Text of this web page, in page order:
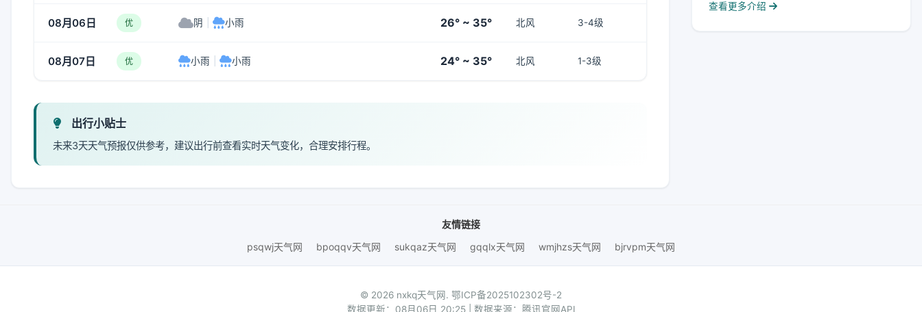
08月06日 优 阴 小雨 26° ~ 35° 北风 3-4级
08月07日 优 小雨 小雨 24° ~ 35° 北风 1-3级
出行小贴士
未来3天天气预报仅供参考，建议出行前查看实时天气变化，合理安排行程。
查看更多介绍
友情链接
psqwj天气网
bpoqqv天气网 sukqaz天气网 gqqlx天气网 wmjhzs天气网 bjrvpm天气网
© 2026 nxkq天气网. 鄂ICP备2025102302号-2
数据更新：08月06日 20:25 | 数据来源：腾讯官网API